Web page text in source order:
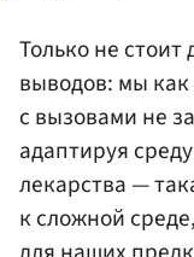
Только не стоит
выводов: мы
с вызовами не
адаптируя
лекарства —
к сложной